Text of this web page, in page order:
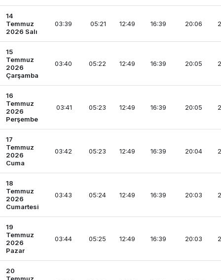
14
Temmuz
2026 Salı
03:39 05:21 12:49 16:39 20:06
15
Temmuz
2026
Çarşamba
03:40 05:22 12:49 16:39 20:05
16
Temmuz
2026
Perşembe
03:41 05:23 12:49 16:39 20:05
17
Temmuz
2026
Cuma
03:42 05:23 12:49 16:39 20:04
18
Temmuz
2026
Cumartesi
03:43 05:24 12:49 16:39 20:03
19
Temmuz
2026
Pazar
03:44 05:25 12:49 16:39 20:03
20